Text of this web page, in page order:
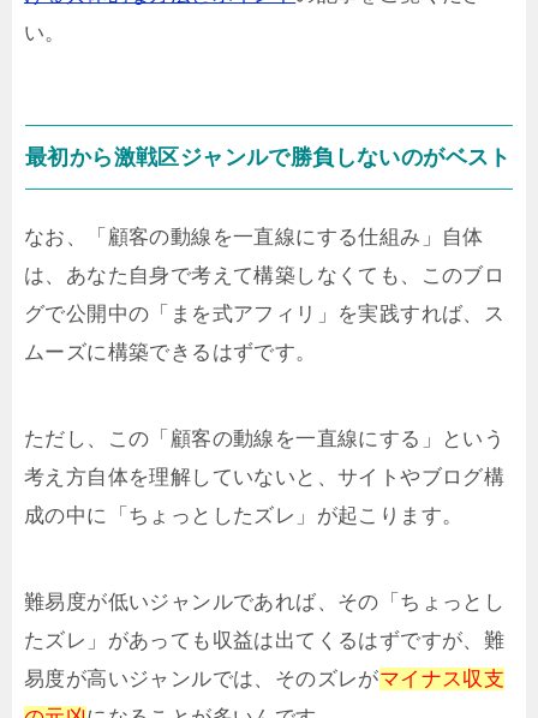
い。
最初から激戦区ジャンルで勝負しないのがベスト
なお、「顧客の動線を一直線にする仕組み」自体
は、あなた自身で考えて構築しなくても、このブロ
グで公開中の「まを式アフィリ」を実践すれば、ス
ムーズに構築できるはずです。
ただし、この「顧客の動線を一直線にする」という
考え方自体を理解していないと、サイトやブログ構
成の中に「ちょっとしたズレ」が起こります。
難易度が低いジャンルであれば、その「ちょっとし
たズレ」があっても収益は出てくるはずですが、難
易度が高いジャンルでは、そのズレがマイナス収支